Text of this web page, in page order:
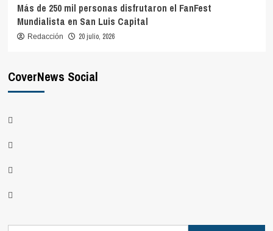
Más de 250 mil personas disfrutaron el FanFest
Mundialista en San Luis Capital
Redacción 20 julio, 2026
CoverNews Social